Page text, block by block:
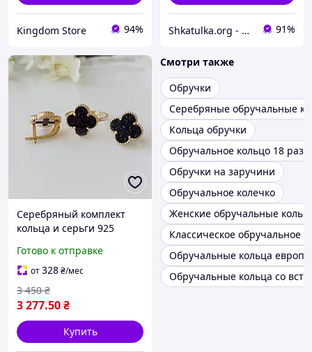
Kingdom Store 94% Shkatulka.org - великий ювелірний маркет для всієї родини! 91%
Серебряный комплект
кольца и серьги 925
пробы Van Cleef ван клиф
клеф клевер с
авантюрином брендовый
Готово к отправке
от328₴/мес
3 277.50₴
3 450 ₴
Купить
Смотри также
Обручки
Серебряные обручальные
Кольца обручки
Обручальное кольцо 18
Обручки на заручини
Обручальное колечко
Женские обручальные
Классическое обручальное
Обручальные кольца
Обручальные кольца со